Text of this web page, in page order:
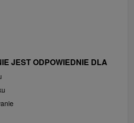
JEST ODPOWIEDNIE DLA